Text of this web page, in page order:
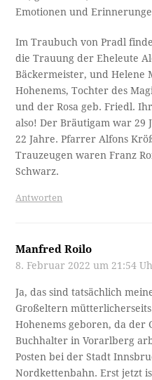
Emotionen und
Im Traubuch von Pradl
die Trauung der Eheleute
Bäckermeister, und Helene
Hohenems, Tochter des
und der Rosa geb. Friedl.
also! Der Bräutigam war 29
22 Jahre. Pfarrer Alfons
Trauzeugen waren Franz
Schwarz.
Antworten
Manfred Roilo
8. Februar 2022 um 21:54
Ja, das sind tatsächlich
Großeltern
Hohenems geboren, da der
Buchhalter in Vorarlberg
Posten bei der Stadt
Nordkettenbahn. Erst jetzt